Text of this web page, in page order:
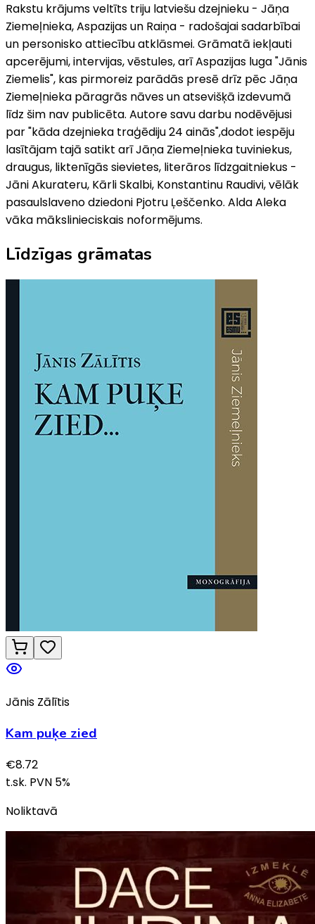
Rakstu krājums veltīts triju latviešu dzejnieku - Jāņa
Ziemeļnieka, Aspazijas un Raiņa - radošajai sadarbībai
un personisko attiecību atklāsmei. Grāmatā iekļauti
apcerējumi, intervijas, vēstules, arī Aspazijas luga "Jānis
Ziemelis", kas pirmoreiz parādās presē drīz pēc Jāņa
Ziemeļnieka pāragrās nāves un atsevišķā izdevumā
līdz šim nav publicēta. Autore savu darbu nodēvējusi
par "kāda dzejnieka traģēdiju 24 ainās",dodot iespēju
lasītājam tajā satikt arī Jāņa Ziemeļnieka tuviniekus,
draugus, liktenīgās sievietes, literāros līdzgaitniekus -
Jāni Akurateru, Kārli Skalbi, Konstantinu Raudivi, vēlāk
pasaulslaveno dziedoni Pjotru Ļeščenko. Alda Aleka
vāka mākslinieciskais noformējums.
Līdzīgas grāmatas
Jānis Zālītis
Kam puķe zied
€8.72
t.sk. PVN 5%
Noliktavā